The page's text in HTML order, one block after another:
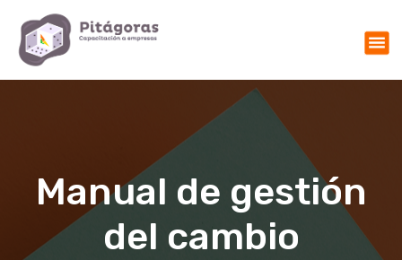
Capacitación a empresas
Manual de gestión
del cambio